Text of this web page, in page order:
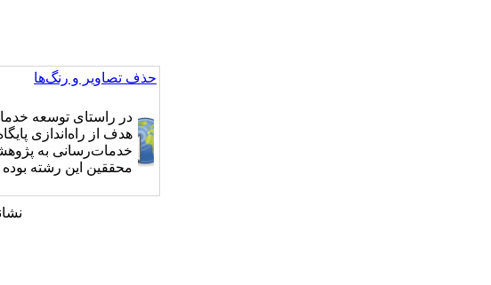
حذف تصاویر و رنگ‌ها
در راستای توسعه
هدف از راه‌اندازی
خدمات‌رسانی به
محققین این رشته